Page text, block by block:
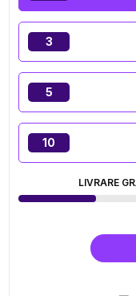
3
5
10
LIVRARE